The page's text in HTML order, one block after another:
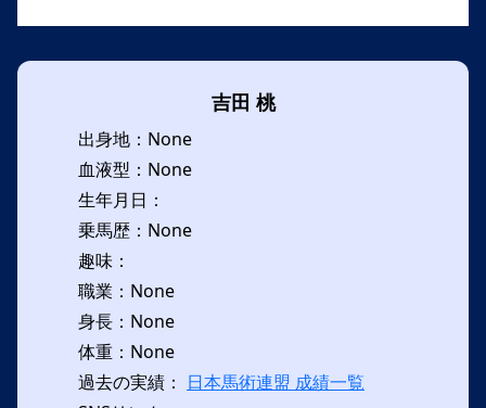
吉田 桃
出身地：None
血液型：None
生年月日：
乗馬歴：None
趣味：
職業：None
身長：None
体重：None
過去の実績： 日本馬術連盟 成績一覧